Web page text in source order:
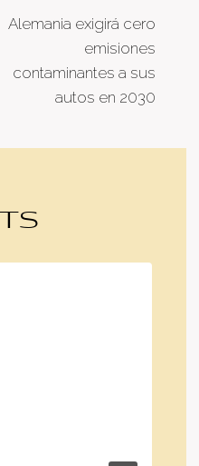
Alemania exigirá cero
emisiones
contaminantes a sus
autos en 2030